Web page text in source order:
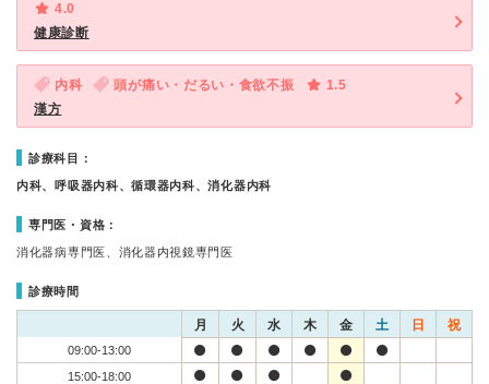
4.0
健康診断
内科 頭が痛い・だるい・食欲不振
1.5
漢方
診療科目：
内科、呼吸器内科、循環器内科、消化器内科
専門医・資格：
消化器病専門医、消化器内視鏡専門医
診療時間
月 火 水 木 金 土 日 祝
09:00-13:00
15:00-18:00